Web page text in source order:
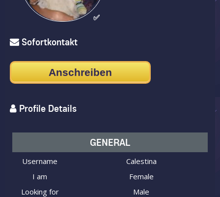
✅
Sofortkontakt
Anschreiben
Profile Details
GENERAL
Username
Calestina
I am
Female
Looking for
Male